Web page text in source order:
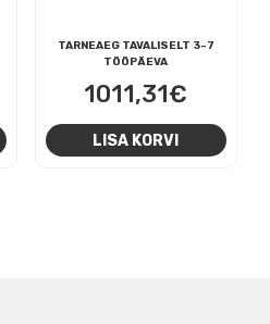
TARNEAEG TAVALISELT 3-7
TÖÖPÄEVA
1011,31€
LISA KORVI